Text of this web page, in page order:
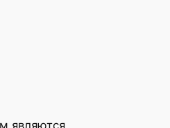
являются